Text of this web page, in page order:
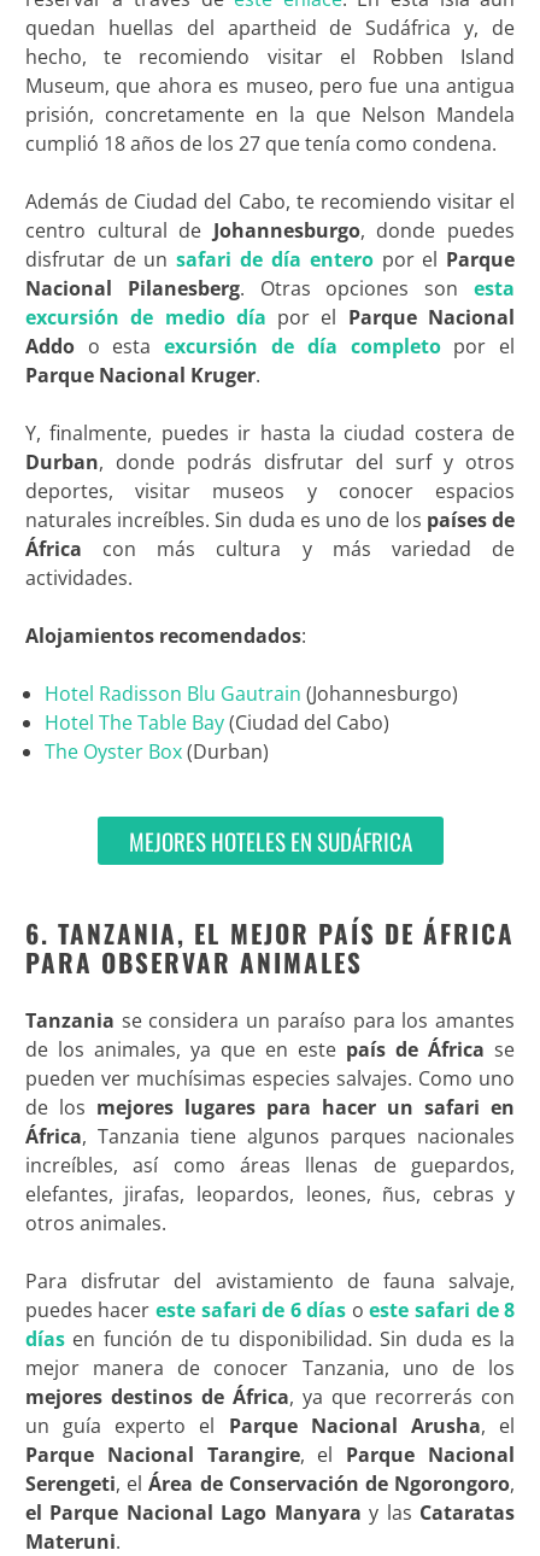
quedan huellas del apartheid de Sudáfrica y, de
hecho, te recomiendo visitar el Robben Island
Museum, que ahora es museo, pero fue una antigua
prisión, concretamente en la que Nelson Mandela
cumplió 18 años de los 27 que tenía como condena.
Además de Ciudad del Cabo, te recomiendo visitar el
centro cultural de Johannesburgo, donde puedes
disfrutar de unsafari de día enteropor el Parque
Nacional Pilanesberg. Otras opciones sonesta
excursión de medio día por el Parque Nacional
Addoo estaexcursión de día completopor el
Parque Nacional Kruger.
Y, finalmente, puedes ir hasta la ciudad costera de
Durban, donde podrás disfrutar del surf y otros
deportes, visitar museos y conocer espacios
naturales increíbles. Sin duda es uno de los países de
África con más cultura y más variedad de
actividades.
Alojamientos recomendados:
Hotel Radisson Blu Gautrain (Johannesburgo)
Hotel The Table Bay(Ciudad del Cabo)
The Oyster Box(Durban)
MEJORES HOTELES EN SUDÁFRICA
6. TANZANIA, EL MEJOR PAÍS DE ÁFRICA
PARA OBSERVAR ANIMALES
Tanzania se considera un paraíso para los amantes
de los animales, ya que en este país de África se
pueden ver muchísimas especies salvajes. Como uno
de los mejores lugares para hacer un safari en
África, Tanzania tiene algunos parques nacionales
increíbles, así como áreas llenas de guepardos,
elefantes, jirafas, leopardos, leones, ñus, cebras y
otros animales.
Para disfrutar del avistamiento de fauna salvaje,
puedes hacereste safari de 6 días oeste safari de 8
díasen función de tu disponibilidad. Sin duda es la
mejor manera de conocer Tanzania, uno de los
mejores destinos de África, ya que recorrerás con
un guía experto el Parque Nacional Arusha, el
Parque Nacional Tarangire, el Parque Nacional
Serengeti, elÁrea de Conservación de Ngorongoro,
el Parque Nacional Lago Manyaray las Cataratas
Materuni.